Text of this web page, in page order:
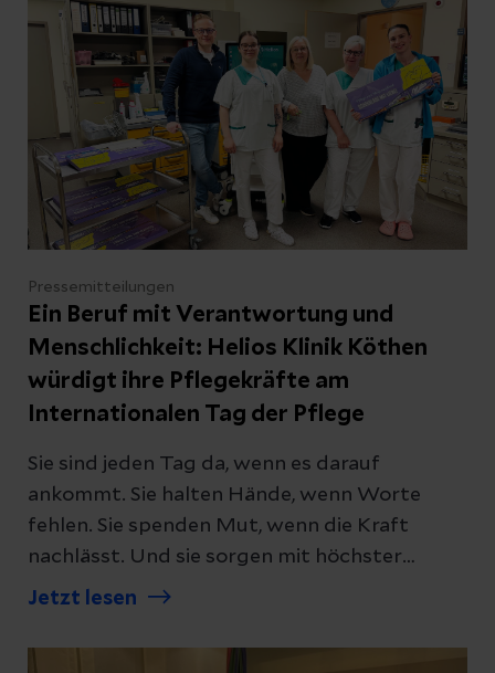
dazu ein, sich umfassend über aktuelle
Behandlungsmöglichkeiten zu informieren
und mit Expertinnen und Experten ins
Gespräch zu kommen.
Pressemitteilungen
Ein Beruf mit Verantwortung und
Menschlichkeit: Helios Klinik Köthen
würdigt ihre Pflegekräfte am
Internationalen Tag der Pflege
Sie sind jeden Tag da, wenn es darauf
ankommt. Sie halten Hände, wenn Worte
fehlen. Sie spenden Mut, wenn die Kraft
nachlässt. Und sie sorgen mit höchster
Fachkompetenz dafür, dass Menschen in
bestmögliche Versorgung erhalten.
Jetzt lesen